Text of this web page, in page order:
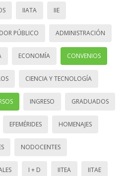
IIATA IIE
PÚBLICO ADMINISTRACIÓN
ECONOMÍA CONVENIOS
CIENCIA Y TECNOLOGÍA
INGRESO GRADUADOS
EFEMÉRIDES HOMENAJES
NODOCENTES
I + D IITEA IITAE